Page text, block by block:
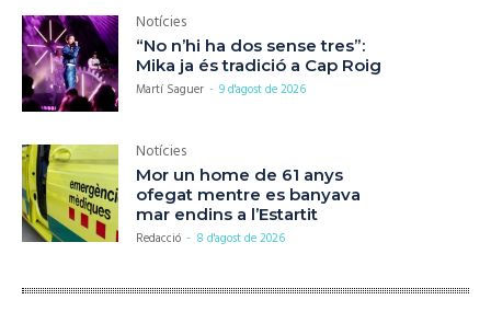
Notícies
“No n’hi ha dos sense tres”:
Mika ja és tradició a Cap Roig
Martí Saguer - 9 d'agost de 2026
Notícies
Mor un home de 61 anys
ofegat mentre es banyava
mar endins a l’Estartit
Redacció - 8 d'agost de 2026